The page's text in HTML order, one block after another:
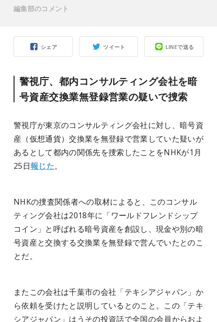
シェア ツイート LINEで送る
警視庁、都内コンサルティング会社を暗
号資産交換業無登録営業の疑いで捜索
警視庁が東京のコンサルティング会社に対し、暗号資
産（仮想通貨）交換業を無登録で営業していた疑いが
あるとして都内の関係先を捜索したことをNHKが1月
25日報じた。
NHKの捜査関係者への取材によると、このコンサル
ティング会社は2018年に「ワールドフレンドシップ
コイン」と呼ばれる暗号資産を創設し、現金や別の暗
号資産と交換する交換業を無登録で営んでいたとのこ
とだ。
またこの会社は千葉市の会社「テキシアジャパン」か
ら依頼を受けたと説明しているとのこと。この「テキ
シアジャパン」はうその投資話で全国の会員からおよ
編集部のコメント